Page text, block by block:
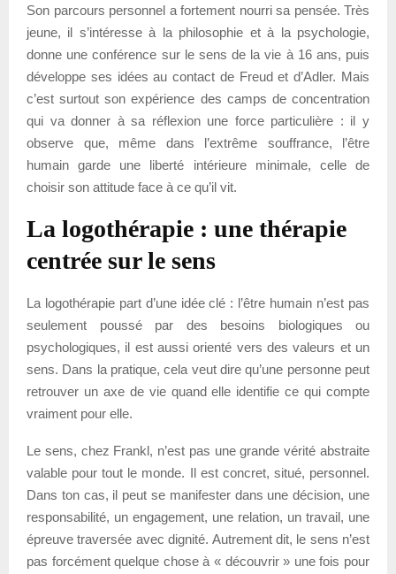
Son parcours personnel a fortement nourri sa pensée. Très
jeune, il s’intéresse à la philosophie et à la psychologie,
donne une conférence sur le sens de la vie à 16 ans, puis
développe ses idées au contact de Freud et d’Adler. Mais
c’est surtout son expérience des camps de concentration
qui va donner à sa réflexion une force particulière : il y
observe que, même dans l’extrême souffrance, l’être
humain garde une liberté intérieure minimale, celle de
choisir son attitude face à ce qu’il vit.
La logothérapie : une thérapie
centrée sur le sens
La logothérapie part d’une idée clé : l’être humain n’est pas
seulement poussé par des besoins biologiques ou
psychologiques, il est aussi orienté vers des valeurs et un
sens. Dans la pratique, cela veut dire qu’une personne peut
retrouver un axe de vie quand elle identifie ce qui compte
vraiment pour elle.
Le sens, chez Frankl, n’est pas une grande vérité abstraite
valable pour tout le monde. Il est concret, situé, personnel.
Dans ton cas, il peut se manifester dans une décision, une
responsabilité, un engagement, une relation, un travail, une
épreuve traversée avec dignité. Autrement dit, le sens n’est
pas forcément quelque chose à « découvrir » une fois pour